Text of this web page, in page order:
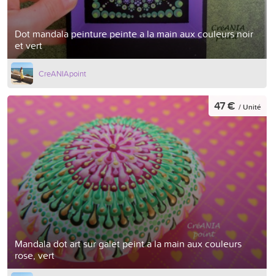
Dot mandala peinture peinte a la main aux couleurs noir
et vert
CreANIApoint
Mandala dot art sur galet peint a la main aux couleurs
rose, vert
47 € / Unité